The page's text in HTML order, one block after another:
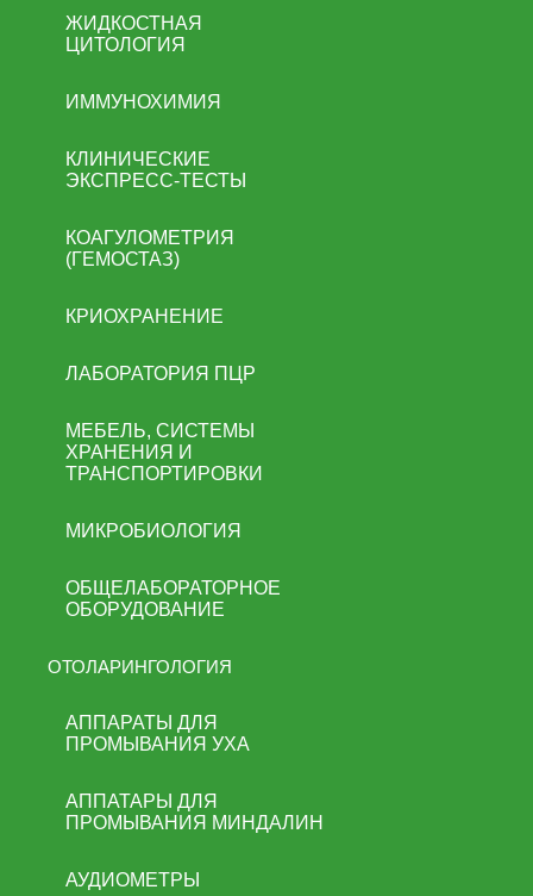
ЖИДКОСТНАЯ
ЦИТОЛОГИЯ
ИММУНОХИМИЯ
КЛИНИЧЕСКИЕ
ЭКСПРЕСС-ТЕСТЫ
КОАГУЛОМЕТРИЯ
(ГЕМОСТАЗ)
КРИОХРАНЕНИЕ
ЛАБОРАТОРИЯ ПЦР
МЕБЕЛЬ, СИСТЕМЫ
ХРАНЕНИЯ И
ТРАНСПОРТИРОВКИ
МИКРОБИОЛОГИЯ
ОБЩЕЛАБОРАТОРНОЕ
ОБОРУДОВАНИЕ
ОТОЛАРИНГОЛОГИЯ
АППАРАТЫ ДЛЯ
ПРОМЫВАНИЯ УХА
АППАТАРЫ ДЛЯ
ПРОМЫВАНИЯ МИНДАЛИН
АУДИОМЕТРЫ